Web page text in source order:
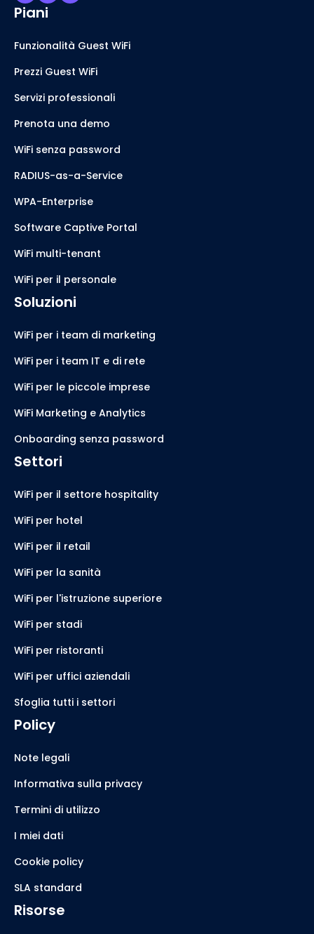
Piani
Funzionalità Guest WiFi
Prezzi Guest WiFi
Servizi professionali
Prenota una demo
WiFi senza password
RADIUS-as-a-Service
WPA-Enterprise
Software Captive Portal
WiFi multi-tenant
WiFi per il personale
Soluzioni
WiFi per i team di marketing
WiFi per i team IT e di rete
WiFi per le piccole imprese
WiFi Marketing e Analytics
Onboarding senza password
Settori
WiFi per il settore hospitality
WiFi per hotel
WiFi per il retail
WiFi per la sanità
WiFi per l'istruzione superiore
WiFi per stadi
WiFi per ristoranti
WiFi per uffici aziendali
Sfoglia tutti i settori
Policy
Note legali
Informativa sulla privacy
Termini di utilizzo
I miei dati
Cookie policy
SLA standard
Risorse